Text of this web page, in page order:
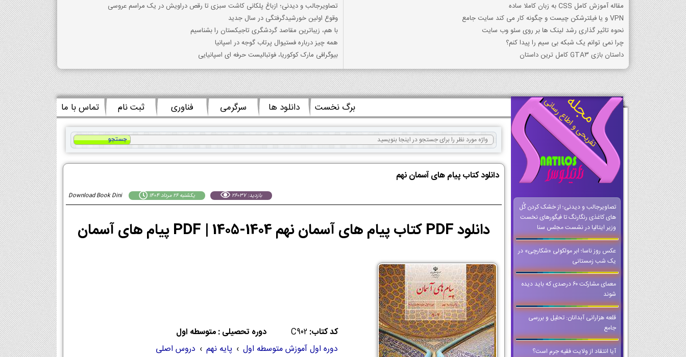
مقاله آموزش کامل CSS به زبان کاملا ساده
VPN و یا فیلترشکن چیست و چگونه کار می کند سایت جامع
نحوه تاثیر گذاری رشد لینک ها بر روی سئو وب سایت
چرا نمی توانم یک شبکه بی سیم را پیدا کنم؟
داستان بازی GTA3 کامل ترین داستان
تصاویرجالب و دیدنی؛ ازباغ پلکانی کاشت سبزی تا رقص دراویش در یک مراسم عروسی
وقوع اولین خورشید‌گرفتگی در سال جدید
با هم، زیباترین مقاصد گردشگری تاجیکستان را بشناسیم
همه چیز درباره فستیوال پرتاب گوجه در اسپانیا
بیوگرافی مارک کوکوریا، فوتبالیست حرفه ای اسپانیایی
تصاویرجالب و دیدنی؛ از خشک کردن گُل
های کاغذی رنگارنگ تا فیگورهای نخست
وزیر ایتالیا در نشست مجلس سنا
عکس روز ناسا؛ ابر مولکولی «شکارچی» در
یک شب زمستانی
معمای مشارکت ۶۰ درصدی که باید دیده
شوند
قلعه هزارانی آبدانان: تحلیل و بررسی
جامع
آیا انتقاد از ولایت فقیه جرم است؟
برگ نخست دانلود ها سرگرمی فناوری ثبت نام تماس با ما
دانلود کتاب پیام های آسمان نهم
Download Book Dini يكشنبه 26 مرداد 1404 بازدید: 26037
دانلود PDF کتاب پیام های آسمان نهم 1404-1405 | PDF پیام های آسمان
کد کتاب:C902
دوره تحصیلی : متوسطه اول
دوره اول آموزش متوسطه اول › پایه نهم › دروس اصلی